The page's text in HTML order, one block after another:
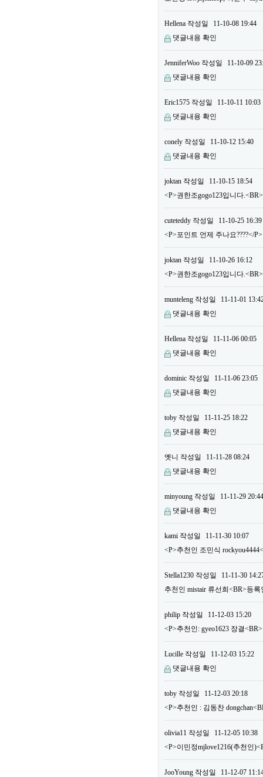
Hellena 작성일
11-10-08 19:44
댓글내용 확인
JenniferWoo 작성일
11-10-09
댓글내용 확인
Eric1575 작성일
11-10-11 10:03
댓글내용 확인
conely 작성일
11-10-12 15:40
댓글내용 확인
joktan 작성일
11-10-15 18:54
<P>권한조gogo123입니다
cuteteddy 작성일
11-10-25 16:39
<P>포인트 언제 주나요????</P>
joktan 작성일
11-10-26 16:12
<P>권한조gogo123입니다
munteleng 작성일
11-11-01
댓글내용 확인
Hellena 작성일
11-11-06 00:05
댓글내용 확인
dominic 작성일
11-11-06 23:05
댓글내용 확인
toby 작성일
11-11-25 18:22
댓글내용 확인
옛니 작성일
11-11-28 08:24
댓글내용 확인
minyoung 작성일
11-11-29 20:44
댓글내용 확인
kami 작성일
11-11-30 10:07
<P>추천인 조민식
Stella1230 작성일
11-11-30
추천인 mistair 류선희<BR>등
philip 작성일
11-12-03 15:20
<P>추천인: gyeo1623 장결
Lucille 작성일
11-12-03 15:22
댓글내용 확인
toby 작성일
11-12-03 20:18
<P>추천인 : 김동찬
olivia11 작성일
11-12-05 10:38
<P>이민정mjlove1216(추천인
JooYoung 작성일
11-12-07